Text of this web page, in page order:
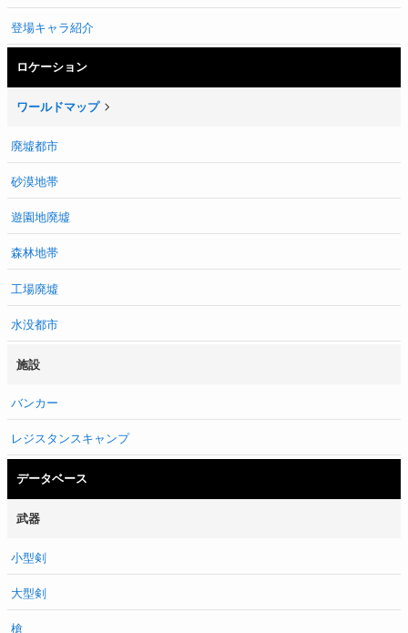
登場キャラ紹介
ロケーション
ワールドマップ
廃墟都市
砂漠地帯
遊園地廃墟
森林地帯
工場廃墟
水没都市
施設
バンカー
レジスタンスキャンプ
データベース
武器
小型剣
大型剣
槍